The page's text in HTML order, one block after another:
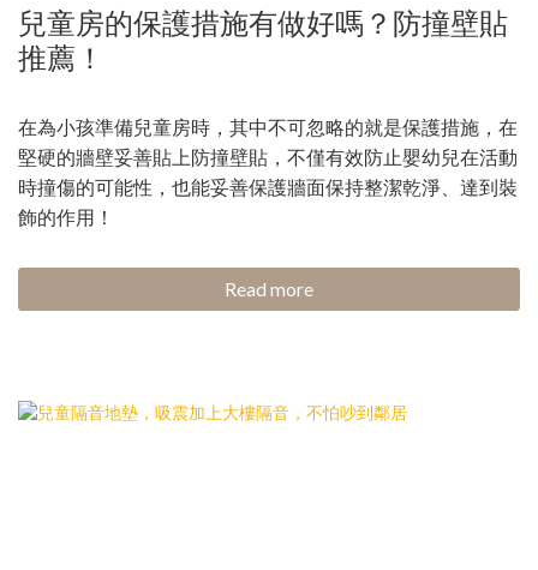
兒童房的保護措施有做好嗎？防撞壁貼
推薦！
在為小孩準備兒童房時，其中不可忽略的就是保護措施，在
堅硬的牆壁妥善貼上防撞壁貼，不僅有效防止嬰幼兒在活動
時撞傷的可能性，也能妥善保護牆面保持整潔乾淨、達到裝
飾的作用！
Read more